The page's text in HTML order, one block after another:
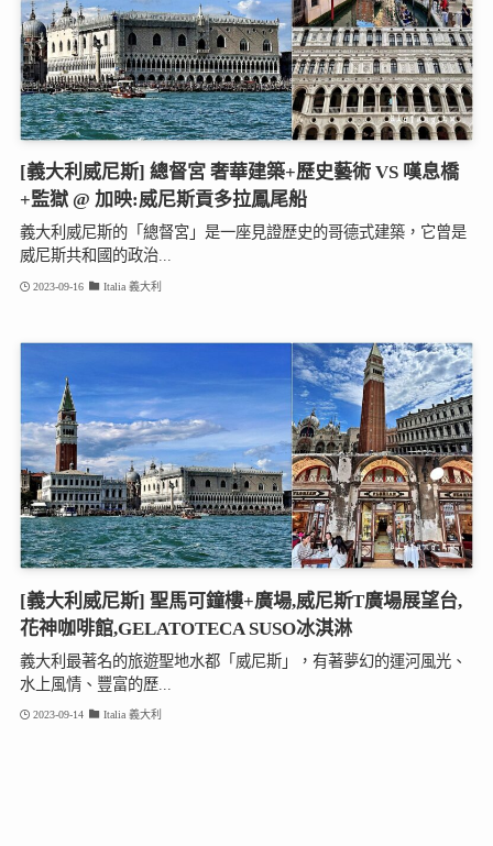
[義大利威尼斯] 總督宮 奢華建築+歷史藝術 VS 嘆息橋
+監獄 @ 加映:威尼斯貢多拉鳳尾船
義大利威尼斯的「總督宮」是一座見證歷史的哥德式建築，它曾是
威尼斯共和國的政治...
2023-09-16 Italia 義大利
[義大利威尼斯] 聖馬可鐘樓+廣場,威尼斯T廣場展望台,
花神咖啡館,GELATOTECA SUSO冰淇淋
義大利最著名的旅遊聖地水都「威尼斯」，有著夢幻的運河風光、
水上風情、豐富的歷...
2023-09-14 Italia 義大利